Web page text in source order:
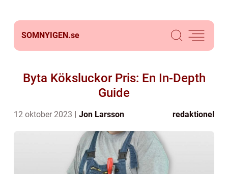
SOMNYIGEN.se
Byta Köksluckor Pris: En In-Depth
Guide
12 oktober 2023 Jon Larsson redaktionel